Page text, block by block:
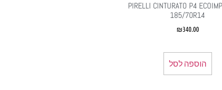
PIRELLI CINTURATO P4
185/70R14
₪340.00
הוספה לסל